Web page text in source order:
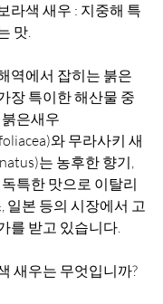
라색 새우 : 지중해 특
맛.
역에서 잡히는 붉은
장 특이한 해산물 중
은새우
와 무라사키 새
는 농후한 향기,
특한 맛으로 이탈리
일본 등의 시장에서 고
를 받고 있습니다.
새우는 무엇입니까?